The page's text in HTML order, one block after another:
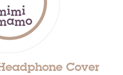
Cover